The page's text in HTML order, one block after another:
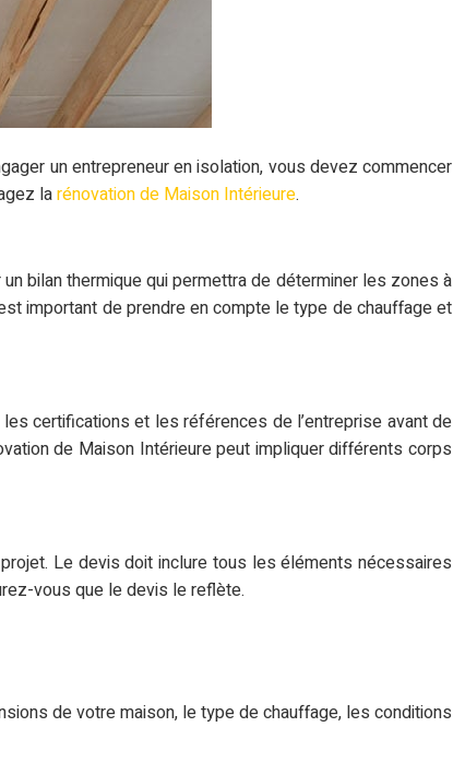
un entrepreneur en isolation, vous devez commencer
larénovation de Maison Intérieure.
bilan thermique qui permettra de déterminer les zones à
important de prendre en compte le type de chauffage et
certifications et les références de l’entreprise avant de
de Maison Intérieure peut impliquer différents corps
Le devis doit inclure tous les éléments nécessaires
vous que le devis le reflète.
de votre maison, le type de chauffage, les conditions